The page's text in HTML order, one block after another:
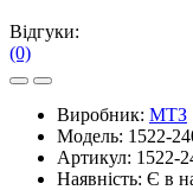
Відгуки:
(0)
Виробник: МТЗ
Модель: 1522-
Артикул: 1522-
Наявність: Є в